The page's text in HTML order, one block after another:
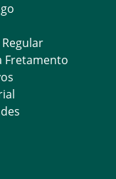
Fretamento